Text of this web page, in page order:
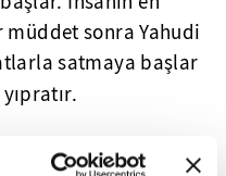
sonra Yahudi
satmaya başlar
yıpratır.
Hicret ne demektir?